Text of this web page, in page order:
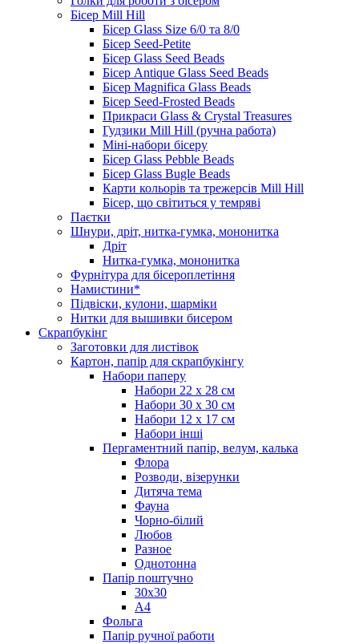
Бісер Mill Hill
Бісер Glass Size 6/0 та 8/0
Бісер Seed-Petite
Бісер Glass Seed Beads
Бісер Antique Glass Seed Beads
Бісер Magnifica Glass Beads
Бісер Seed-Frosted Beads
Прикраси Glass & Crystal Treasures
Гудзики Mill Hill (ручна работа)
Міні-набори бісеру
Бісер Glass Pebble Beads
Бісер Glass Bugle Beads
Карти кольорів та трежерсів Mill Hill
Бісер, що світиться у темряві
Паєтки
Шнури, дріт, нитка-гумка, мононитка
Дріт
Нитка-гумка, мононитка
Фурнітура для бісероплетіння
Намистини*
Підвіски, кулони, шарміки
Нитки для вышивки бисером
Скрапбукінг
Заготовки для листівок
Картон, папір для скрапбукінгу
Набори паперу
Набори 22 х 28 см
Набори 30 х 30 см
Набори 12 х 17 см
Набори інші
Пергаментний папір, велум, калька
Флора
Розводи, візерунки
Дитяча тема
Фауна
Чорно-білий
Любов
Разное
Однотонна
Папір поштучно
30х30
А4
Фольга
Папір ручної работи